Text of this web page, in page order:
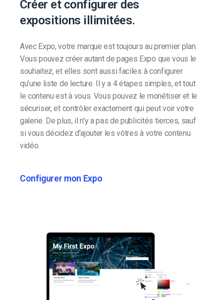
Créer et configurer des
expositions illimitées.
Avec Expo, votre marque est toujours au premier plan.
Vous pouvez créer autant de pages Expo que vous le
souhaitez, et elles sont aussi faciles à configurer
qu’une liste de lecture. Il y a 4 étapes simples, et tout
le contenu est à vous. Vous pouvez le monétiser et le
sécuriser, et contrôler exactement qui peut voir votre
galerie. De plus, il n’y a pas de publicités tierces, sauf
si vous décidez d’ajouter les vôtres à votre contenu
vidéo.
Configurer mon Expo